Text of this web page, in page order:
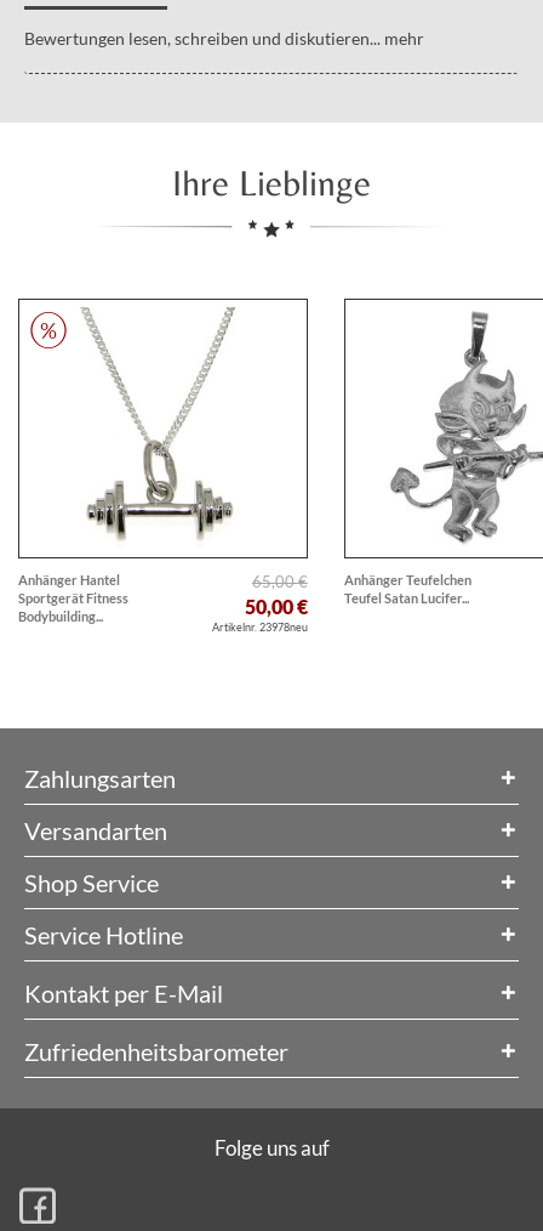
Bewertungen lesen, schreiben und diskutieren... mehr
Ihre Lieblinge
Anhänger Hantel
Sportgerät Fitness
Bodybuilding...
65,00 €
50,00 €
Artikelnr. 23978neu
Anhänger Teufelchen
Teufel Satan Lucifer...
Zahlungsarten
Versandarten
Shop Service
Service Hotline
Kontakt per E-Mail
Zufriedenheitsbarometer
Folge uns auf